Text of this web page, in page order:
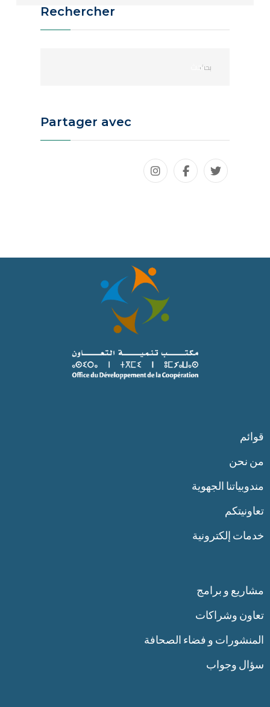
Rechercher
Partager avec
قوائم
من نحن
مندوبياتنا الجهوية
تعاونيتكم
خدمات إلكترونية
مشاريع و برامج
تعاون وشراكات
المنشورات و فضاء الصحافة
سؤال وجواب